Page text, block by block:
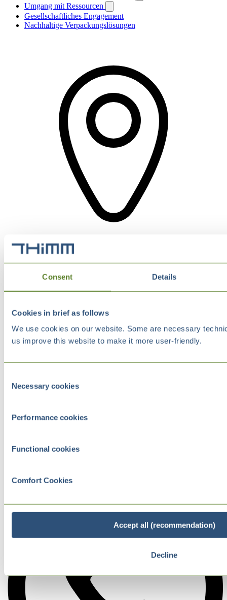
Consent Details
Cookies in brief as follows
We use cookies on our website. Some are necessary
us improve this website to make it more user-friendly.
Selection
Necessary cookies
Performance cookies
Functional cookies
Comfort Cookies
Accept all (recommendation)
Decline
Umgang mit Ressourcen
Gesellschaftliches Engagement
Nachhaltige Verpackungslösungen